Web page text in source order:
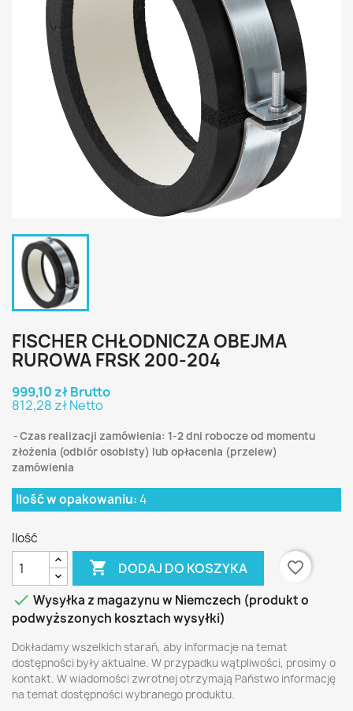
FISCHER CHŁODNICZA OBEJMA
RUROWA FRSK 200-204
999,10 zł Brutto
812,28 zł Netto
Czas realizacji zamówienia: 1-2 dni robocze od momentu
złożenia (odbiór osobisty) lub opłacenia (przelew)
zamówienia
Ilość w opakowaniu:4
Ilość
 DODAJ DO KOSZYKA
favorite_border
 Wysyłka z magazynu w Niemczech (produkt o
podwyższonych kosztach wysyłki)
Dokładamy wszelkich starań, aby informacje na temat
dostępności były aktualne. W przypadku wątpliwości, prosimy o
kontakt. W wiadomości zwrotnej otrzymają Państwo informację
na temat dostępności wybranego produktu.